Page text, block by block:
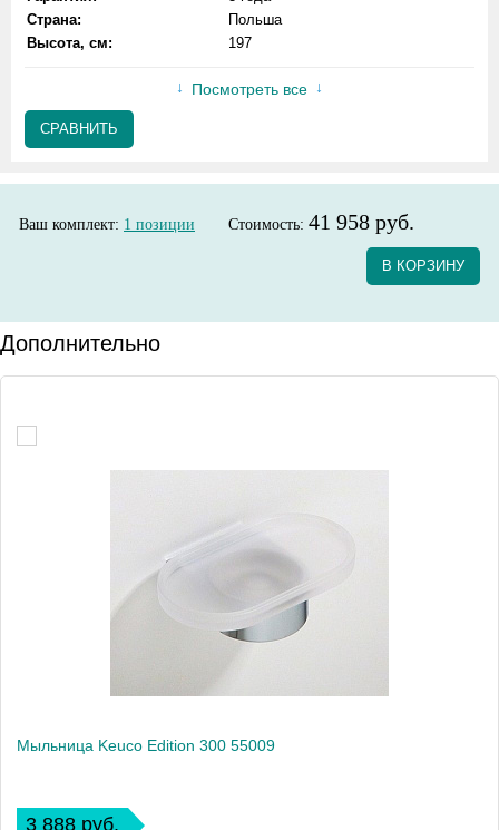
Страна:
Польша
Высота, см:
197
Посмотреть все
СРАВНИТЬ
Ваш комплект: 1 позиции Стоимость: 41 958 руб.
В КОРЗИНУ
Дополнительно
Мыльница Keuco Edition 300 55009
3 888 руб.